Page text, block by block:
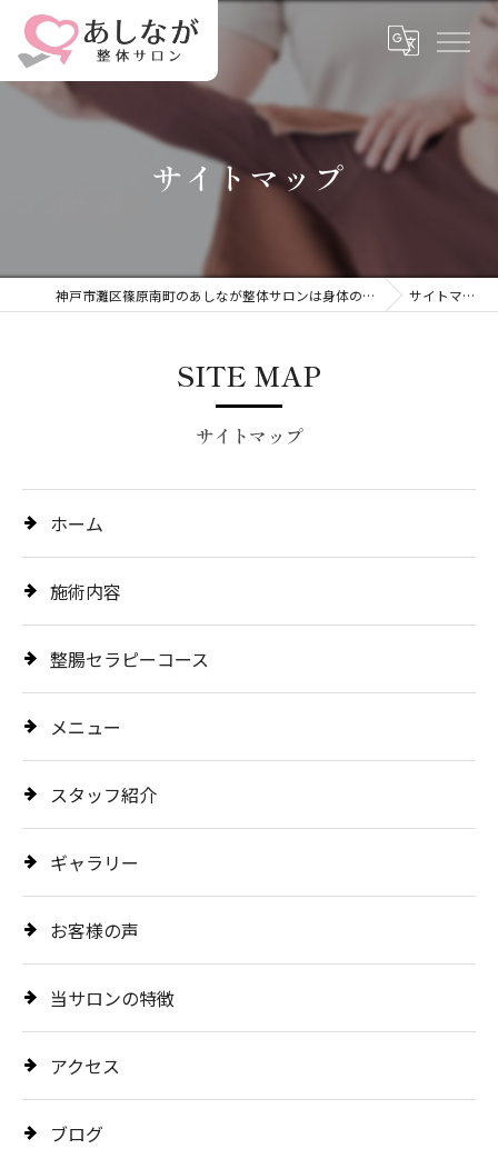
サイトマップ
神戸市灘区篠原南町のあしなが整体サロンは身体の中から整える サイトマップ
サイトマップ
SITE MAP
ホーム
施術内容
整腸セラピーコース
メニュー
スタッフ紹介
ギャラリー
お客様の声
当サロンの特徴
アクセス
ブログ